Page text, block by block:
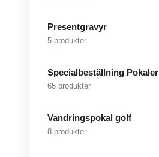
Presentgravyr
5 produkter
Specialbeställning Pokaler
65 produkter
Vandringspokal golf
8 produkter